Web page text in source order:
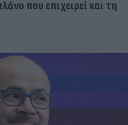
που επιχειρεί και τη